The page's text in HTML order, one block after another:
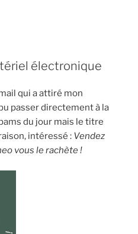
électronique
qui a attiré mon
passer directement à la
du jour mais le titre
intéressé : Vendez
vous le rachète !